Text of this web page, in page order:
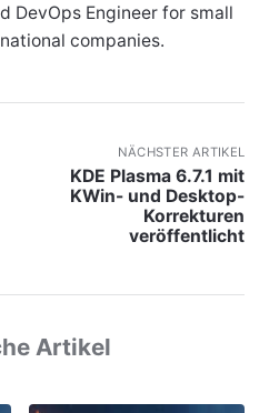
DevOps Engineer for small
companies.
NÄCHSTER ARTIKEL
KDE Plasma 6.7.1 mit
KWin- und Desktop-
Korrekturen
veröffentlicht
Artikel